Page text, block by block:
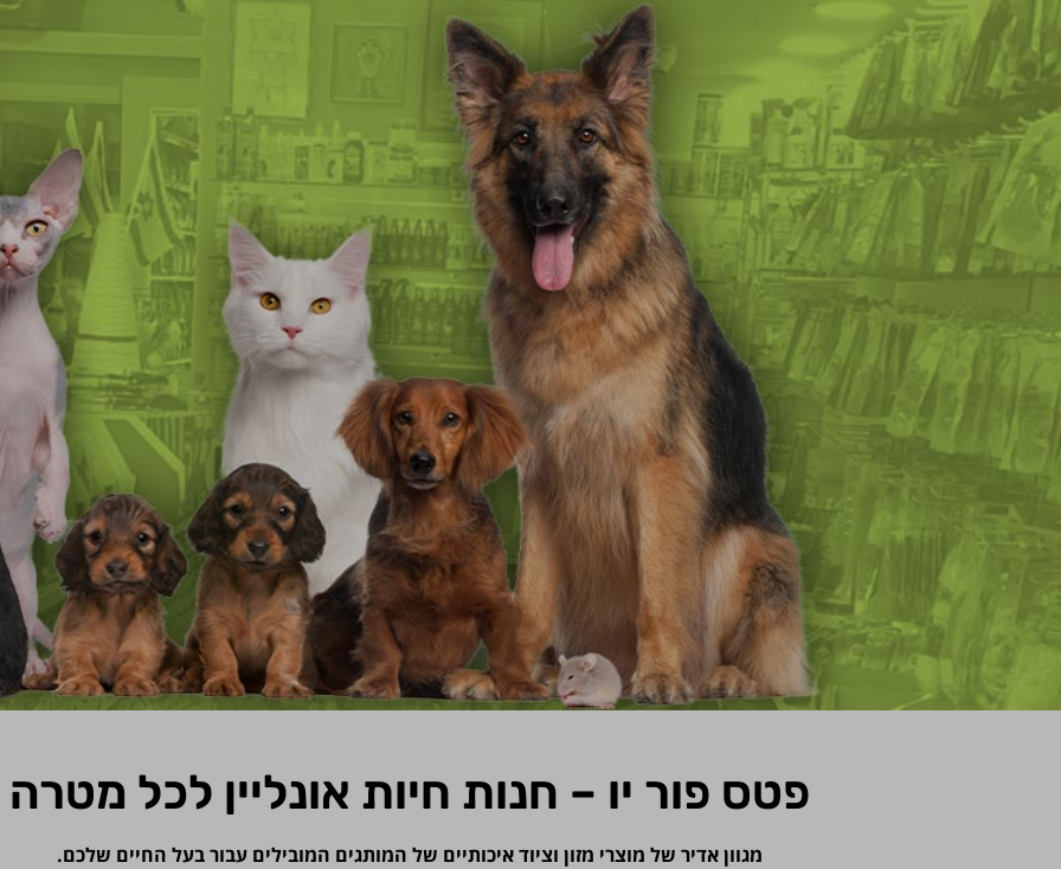
פטס פור יו – חנות חיות אונליין לכל מטרה
מגוון אדיר של מוצרי מזון וציוד איכותיים של המותגים המובילים עבור בעל החיים שלכם.